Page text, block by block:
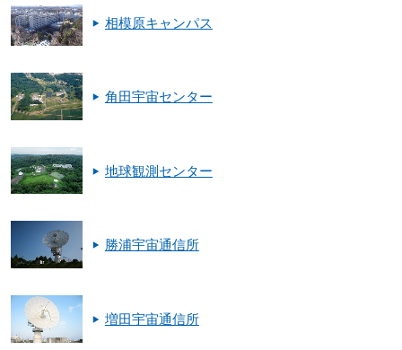
相模原キャンパス
角田宇宙センター
地球観測センター
勝浦宇宙通信所
増田宇宙通信所